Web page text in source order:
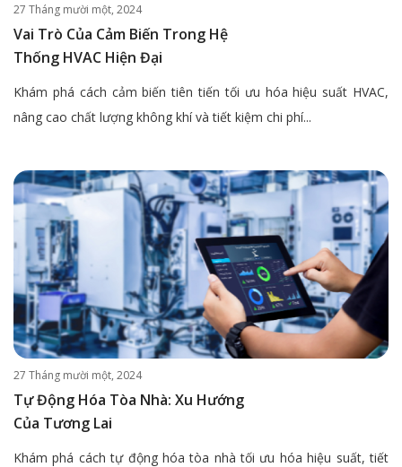
27 Tháng mười một, 2024
Vai Trò Của Cảm Biến Trong Hệ
Thống HVAC Hiện Đại
Khám phá cách cảm biến tiên tiến tối ưu hóa hiệu suất HVAC,
nâng cao chất lượng không khí và tiết kiệm chi phí...
27 Tháng mười một, 2024
Tự Động Hóa Tòa Nhà: Xu Hướng
Của Tương Lai
Khám phá cách tự động hóa tòa nhà tối ưu hóa hiệu suất, tiết